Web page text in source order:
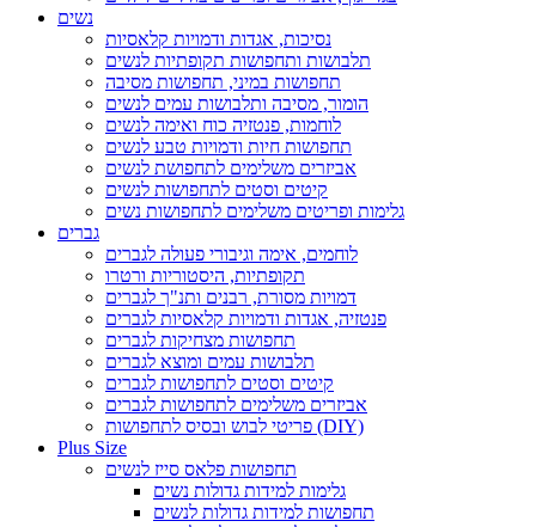
נשים
נסיכות, אגדות ודמויות קלאסיות
תלבושות ותחפושות תקופתיות לנשים
תחפושות במיני, תחפושות מסיבה
הומור, מסיבה ותלבושות עמים לנשים
לוחמות, פנטזיה כוח ואימה לנשים
תחפושות חיות ודמויות טבע לנשים
אביזרים משלימים לתחפושת לנשים
קיטים וסטים לתחפושות לנשים
גלימות ופריטים משלימים לתחפושות נשים
גברים
לוחמים, אימה וגיבורי פעולה לגברים
תקופתיות, היסטוריות ורטרו
דמויות מסורת, רבנים ותנ"ך לגברים
פנטזיה, אגדות ודמויות קלאסיות לגברים
תחפושות מצחיקות לגברים
תלבושות עמים ומוצא לגברים
קיטים וסטים לתחפושות לגברים
אביזרים משלימים לתחפושות לגברים
פריטי לבוש ובסיס לתחפושות (DIY)
Plus Size
תחפושות פלאס סייז לנשים
גלימות למידות גדולות נשים
תחפושות למידות גדולות לנשים